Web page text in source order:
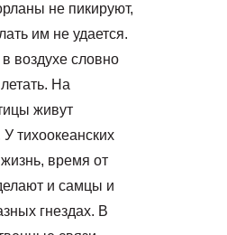
не пикируют,
им не удается.
воздухе словно
На
живут
тихоокеанских
время от
и самцы и
гнездах. В